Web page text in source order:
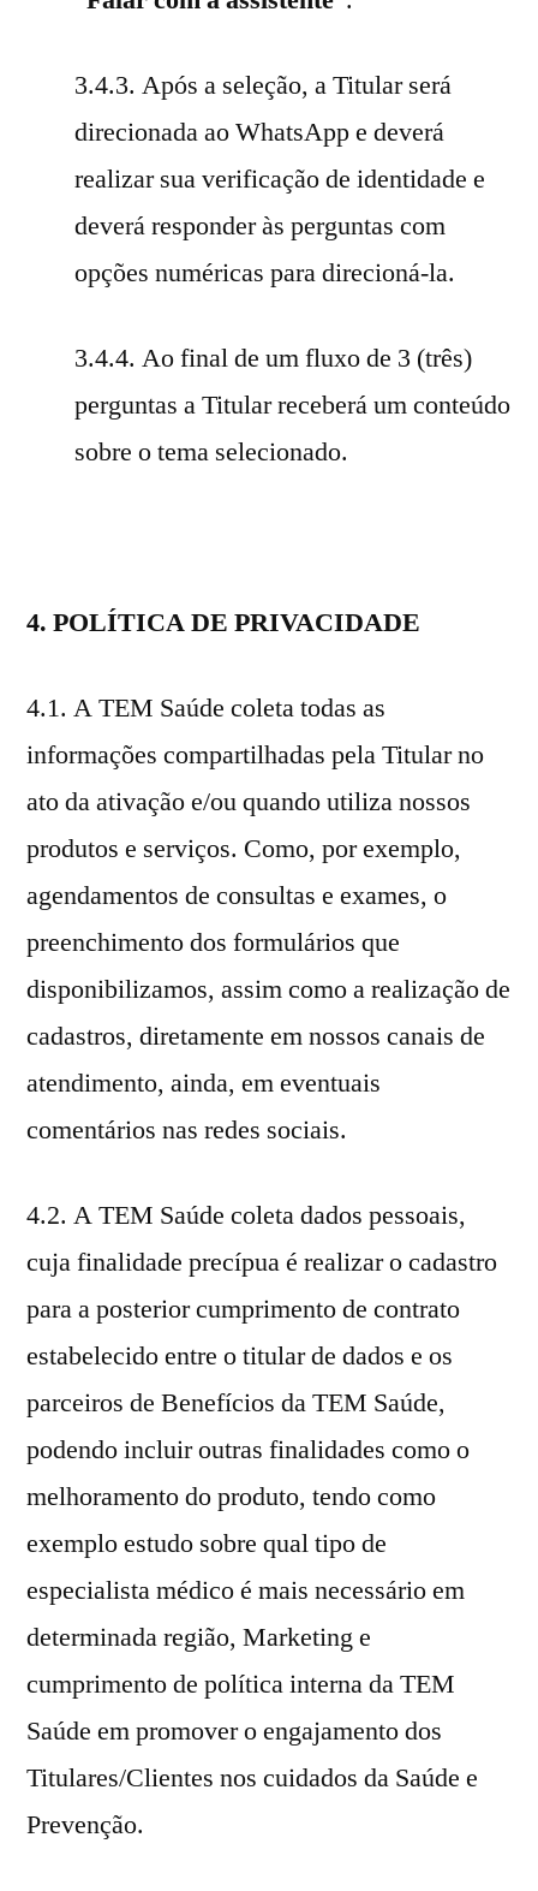
3.4.3. Após a seleção, a Titular será
direcionada ao WhatsApp e deverá
realizar sua verificação de identidade e
deverá responder às perguntas com
opções numéricas para direcioná-la.
3.4.4. Ao final de um fluxo de 3 (três)
perguntas a Titular receberá um conteúdo
sobre o tema selecionado.
4. POLÍTICA DE PRIVACIDADE
4.1. A TEM Saúde coleta todas as
informações compartilhadas pela Titular no
ato da ativação e/ou quando utiliza nossos
produtos e serviços. Como, por exemplo,
agendamentos de consultas e exames, o
preenchimento dos formulários que
disponibilizamos, assim como a realização de
cadastros, diretamente em nossos canais de
atendimento, ainda, em eventuais
comentários nas redes sociais.
4.2. A TEM Saúde coleta dados pessoais,
cuja finalidade precípua é realizar o cadastro
para a posterior cumprimento de contrato
estabelecido entre o titular de dados e os
parceiros de Benefícios da TEM Saúde,
podendo incluir outras finalidades como o
melhoramento do produto, tendo como
exemplo estudo sobre qual tipo de
especialista médico é mais necessário em
determinada região, Marketing e
cumprimento de política interna da TEM
Saúde em promover o engajamento dos
Titulares/Clientes nos cuidados da Saúde e
Prevenção.